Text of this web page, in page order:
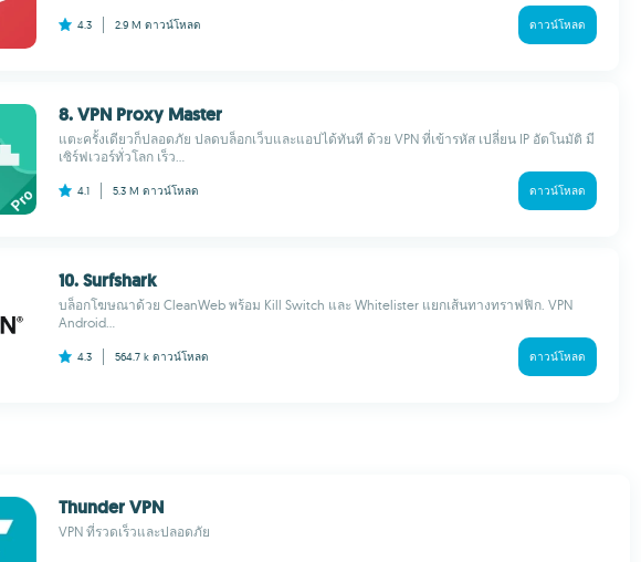
4.3 2.9 M ดาวน์โหลด ดาวน์โหลด
8. VPN Proxy Master
แตะครั้งเดียวก็ปลอดภัย ปลดบล็อกเว็บและแอปได้ทันที ด้วย VPN ที่เข้ารหัส เปลี่ยน IP อัตโนมัติ มี
เซิร์ฟเวอร์ทั่วโลก เร็ว...
4.1 5.3 M ดาวน์โหลด ดาวน์โหลด
10. Surfshark
บล็อกโฆษณาด้วย CleanWeb พร้อม Kill Switch และ Whitelister แยกเส้นทางทราฟฟิก. VPN
Android...
4.3 564.7 k ดาวน์โหลด ดาวน์โหลด
Thunder VPN
VPN ที่รวดเร็วและปลอดภัย